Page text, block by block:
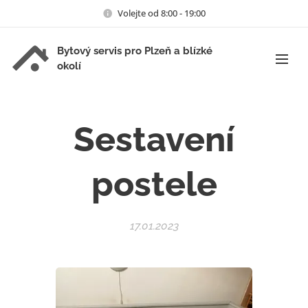
Volejte od 8:00 - 19:00
Bytový servis pro Plzeň a blízké
okolí
Sestavení
postele
17.01.2023